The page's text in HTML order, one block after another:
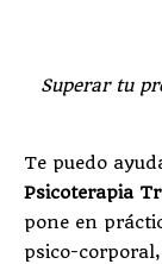
Superar tu
Te puedo
Psicoterapia
pone en
psico-